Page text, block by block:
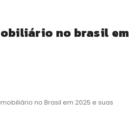
no brasil em
no Brasil em 2025 e suas